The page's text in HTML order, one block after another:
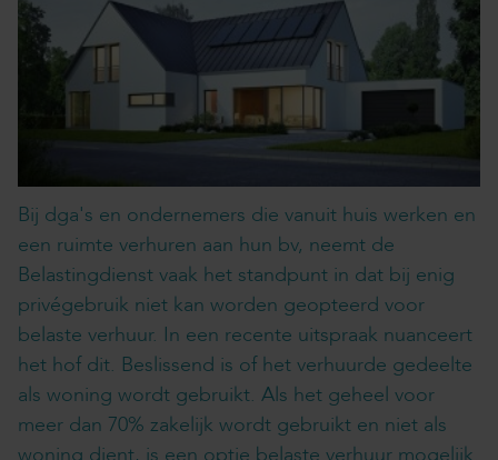
Bij dga's en ondernemers die vanuit huis werken en
een ruimte verhuren aan hun bv, neemt de
Belastingdienst vaak het standpunt in dat bij enig
privégebruik niet kan worden geopteerd voor
belaste verhuur. In een recente uitspraak nuanceert
het hof dit. Beslissend is of het verhuurde gedeelte
als woning wordt gebruikt. Als het geheel voor
meer dan 70% zakelijk wordt gebruikt en niet als